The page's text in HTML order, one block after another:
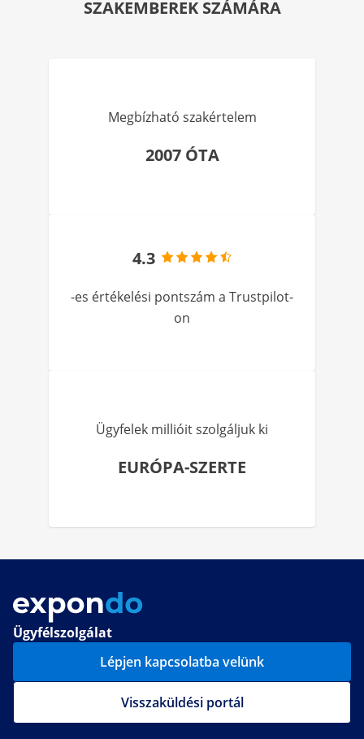
SZAKEMBEREK SZÁMÁRA
Megbízható szakértelem
2007 ÓTA
4.3
-es értékelési pontszám a Trustpilot-
on
Ügyfelek millióit szolgáljuk ki
EURÓPA-SZERTE
Ügyfélszolgálat
Lépjen kapcsolatba velünk
Visszaküldési portál